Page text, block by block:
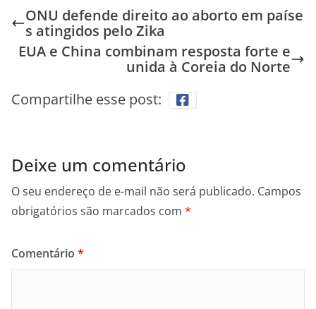
ONU defende direito ao aborto em paíse
s atingidos pelo Zika
EUA e China combinam resposta forte e
unida à Coreia do Norte
Compartilhe esse post:
Deixe um comentário
O seu endereço de e-mail não será publicado. Campos
obrigatórios são marcados com *
Comentário *